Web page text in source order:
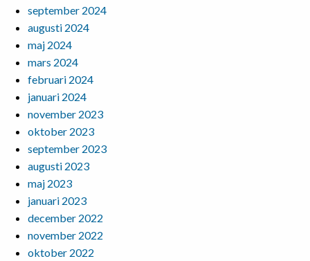
september 2024
augusti 2024
maj 2024
mars 2024
februari 2024
januari 2024
november 2023
oktober 2023
september 2023
augusti 2023
maj 2023
januari 2023
december 2022
november 2022
oktober 2022